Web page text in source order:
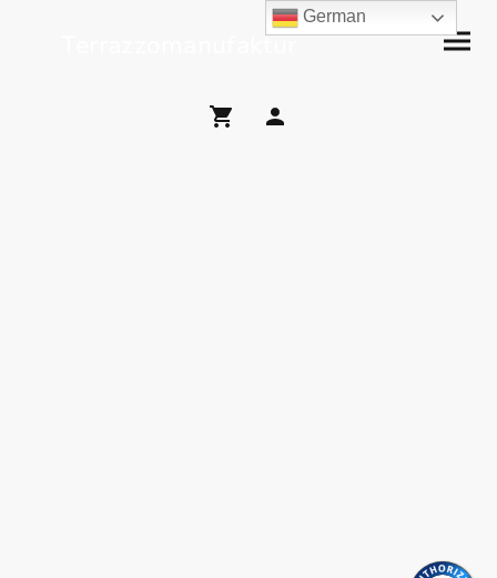
Terrazzomanufaktur
German